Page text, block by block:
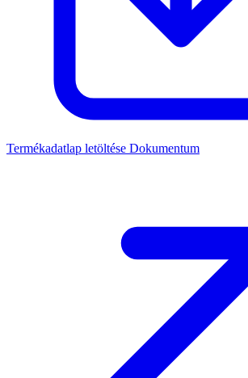
Termékadatlap letöltése Dokumentum